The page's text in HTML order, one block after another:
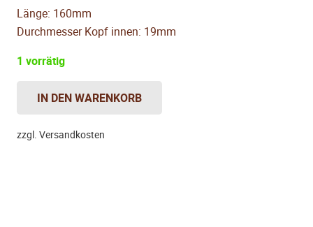
Länge: 160mm
Durchmesser Kopf innen: 19mm
1 vorrätig
Muschel
Menge
IN DEN WARENKORB
zzgl. Versandkosten